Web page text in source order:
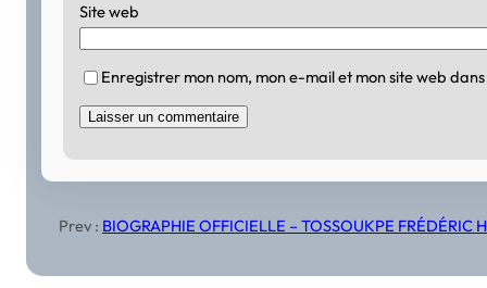
Site web
Enregistrer mon nom, mon e-mail et mon site web
Prev : BIOGRAPHIE OFFICIELLE – TOSSOUKPE FRÉDÉRIC